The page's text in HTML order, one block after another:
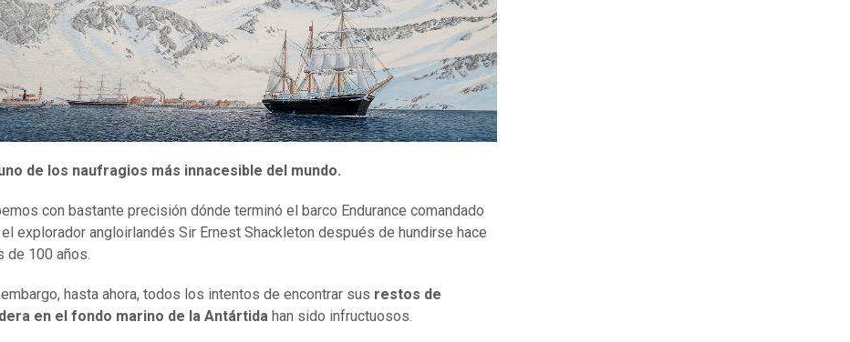
de los naufragios más innacesible del mundo.
con bastante precisión dónde terminó el barco Endurance comandado
explorador angloirlandés Sir Ernest Shackleton después de hundirse hace
de 100 años.
hasta ahora, todos los intentos de encontrar sus restos de
en el fondo marino de la Antártida han sido infructuosos.